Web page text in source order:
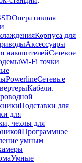
Оперативная
Корпуса для
Аксессуары
накопителейСетевое
Wi-Fi точки
PowerlineСетевые
Кабели,
Подставки для
для
чехлы для
Программное
умным
Умные